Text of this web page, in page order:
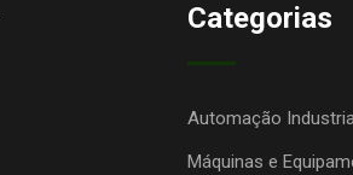
Categorias
Automação
Máquinas e